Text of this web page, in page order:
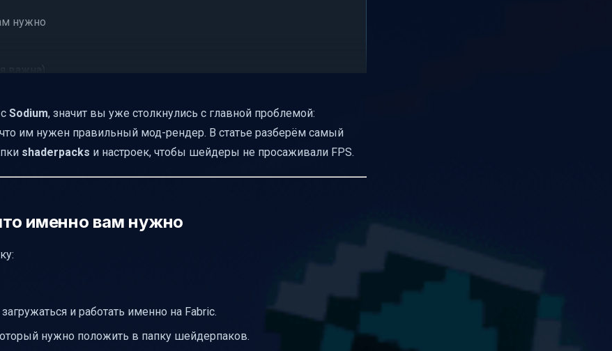
нужно
важна)
с Sodium, значит вы уже столкнулись с главной проблемой:
им нужен правильный мод-рендер. В статье разберём самый
shaderpacks и настроек, чтобы шейдеры не просаживали FPS.
именно вам нужно
загружаться и работать именно на Fabric.
нужно положить в папку шейдерпаков.